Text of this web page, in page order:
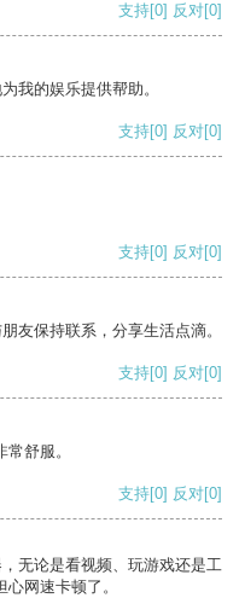
支持[0] 反对[0]
我的娱乐提供帮助。
支持[0] 反对[0]
支持[0] 反对[0]
友保持联系，分享生活点滴。
支持[0] 反对[0]
舒服。
支持[0] 反对[0]
无论是看视频、玩游戏还是工
网速卡顿了。